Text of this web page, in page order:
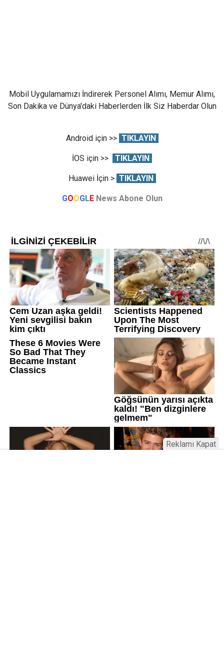
Mobil Uygulamamızı İndirerek Personel Alımı, Memur Alımı,
Son Dakika ve Dünya'daki Haberlerden İlk Siz Haberdar Olun
Android için >> TIKLAYIN
İOS için >> TIKLAYIN
Huawei İçin > TIKLAYIN
GOOGLE News Abone Olun
Reklamı Kapat